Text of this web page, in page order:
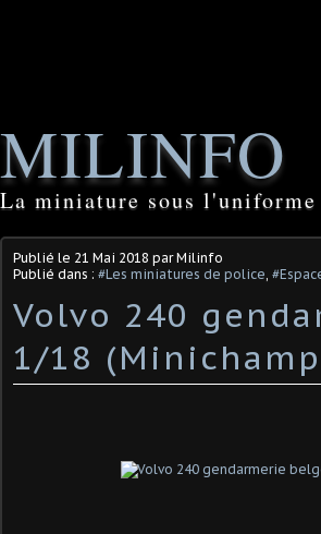
MILINFO
La miniature sous l'uniforme
Publié le 21 Mai 2018 par Milinfo
Publié dans : #Les miniatures de police,
Volvo 240
1/18